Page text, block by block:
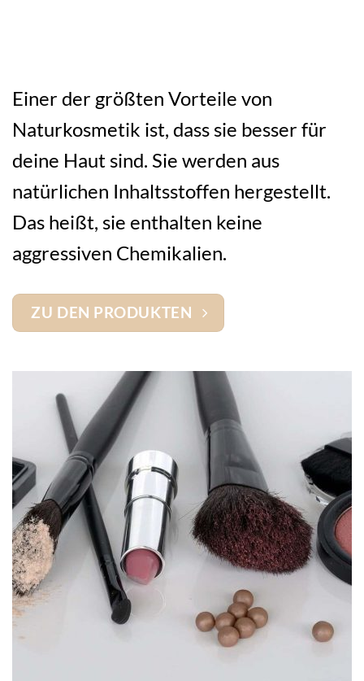
Einer der größten Vorteile von
Naturkosmetik ist, dass sie besser für
deine Haut sind. Sie werden aus
natürlichen Inhaltsstoffen hergestellt.
Das heißt, sie enthalten keine
aggressiven Chemikalien.
ZU DEN PRODUKTEN